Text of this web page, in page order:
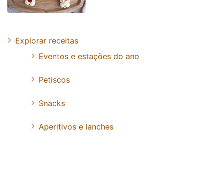
Explorar receitas
Eventos e estações do ano
Petiscos
Snacks
Aperitivos e lanches